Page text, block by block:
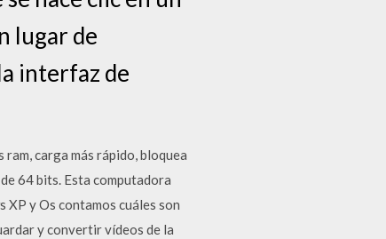
lugar de
interfaz de
carga más rápido, bloquea
64 bits. Esta computadora
y Os contamos cuáles son
y convertir vídeos de la